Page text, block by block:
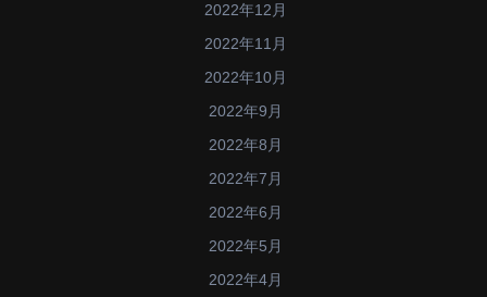
2022年12月
2022年11月
2022年10月
2022年9月
2022年8月
2022年7月
2022年6月
2022年5月
2022年4月